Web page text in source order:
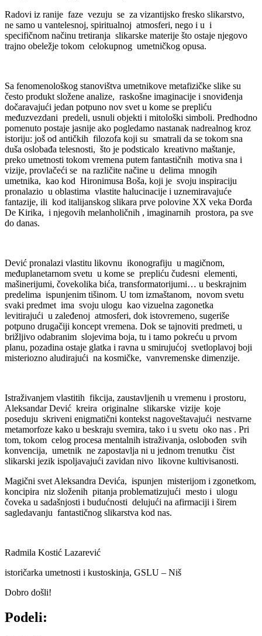
Radovi iz ranije faze vezuju se za vizantijsko fresko slikarstvo,
ne samo u vantelesnoj, spiritualnoj atmosferi, nego i u i
specifičnom načinu tretiranja slikarske materije što ostaje njegovo
trajno obeležje tokom celokupnog umetničkog opusa.
Sa fenomenološkog stanovištva umetnikove metafizičke slike su
često produkt složene analize, raskošne imaginacije i snoviđenja
dočaravajući jedan potpuno nov svet u kome se prepliću
međuzvezdani predeli, usnuli objekti i mitološki simboli. Predhodno
pomenuto postaje jasnije ako pogledamo nastanak nadrealnog kroz
istoriju: još od antičkih filozofa koji su smatrali da se tokom sna
duša oslobađa telesnosti, što je podsticalo kreativno maštanje,
preko umetnosti tokom vremena putem fantastičnih motiva sna i
vizije, provlačeći se na različite načine u delima mnogih
umetnika, kao kod Hironimusa Boša, koji je svoju inspiraciju
pronalazio u oblastima vlastite halucinacije i uznemiravajuće
fantazije, ili kod italijanskog slikara prve polovine XX veka Đorđa
De Kirika, i njegovih melanholičnih , imaginarnih prostora, pa sve
do danas.
Dević pronalazi vlastitu likovnu ikonografiju u magičnom,
međuplanetarnom svetu u kome se prepliću čudesni elementi,
mašinerijumi, čovekolika bića, transformatorijumi… u beskrajnim
predelima ispunjenim tišinom. U tom izmaštanom, novom svetu
svaki predmet ima svoju ulogu kao vizuelna zagonetka
levitirajući u zaleđenoj atmosferi, dok istovremeno, sugeriše
potpuno drugačiji koncept vremena. Dok se tajnoviti predmeti, u
brižljivo odabranim slojevima boja, tu i tamo pokreću u prvom
planu, pozadina ostaje glatka i ravna u smirujućoj svetloplavoj boji
misteriozno aludirajući na kosmičke, vanvremenske dimenzije.
Istraživanjem vlastitih fikcija, zaustavljenih u vremenu i prostoru,
Aleksandar Dević kreira originalne slikarske vizije koje
poseduju skriveni enigmatični kontekst nagoveštavajući nestvarne
metamorfoze kako u beskraju svemira, tako i u svetu oko nas . Pri
tom, tokom celog procesa mentalnih istraživanja, oslobođen svih
konvencija, umetnik ne zapostavlja ni u jednom trenutku čist
slikarski jezik ispoljavajući zavidan nivo likovne kultivisanosti.
Magični svet Aleksandra Devića, ispunjen misterijom i zgonetkom,
koncipira niz složenih pitanja problematizujući mesto i ulogu
čoveka u sadašnjosti i budućnosti delujući na afirmaciji i širem
sagledavanju fantastičnog slikarstva kod nas.
Radmila Kostić Lazarević
istoričarka umetnosti i kustoskinja, GSLU – Niš
Dobro došli!
Podeli: